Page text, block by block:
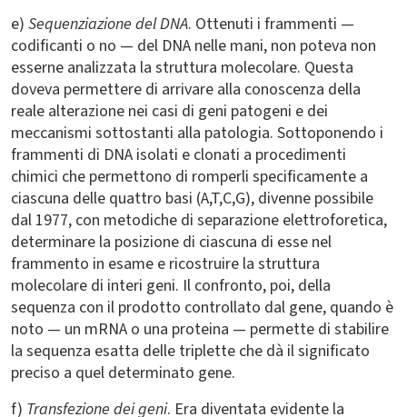
e) Sequenziazione del DNA. Ottenuti i frammenti —
codificanti o no — del DNA nelle mani, non poteva non
esserne analizzata la struttura molecolare. Questa
doveva permettere di arrivare alla conoscenza della
reale alterazione nei casi di geni patogeni e dei
meccanismi sottostanti alla patologia. Sottoponendo i
frammenti di DNA isolati e clonati a procedimenti
chimici che permettono di romperli specificamente a
ciascuna delle quattro basi (A,T,C,G), divenne possibile
dal 1977, con metodiche di separazione elettroforetica,
determinare la posizione di ciascuna di esse nel
frammento in esame e ricostruire la struttura
molecolare di interi geni. Il confronto, poi, della
sequenza con il prodotto controllato dal gene, quando è
noto — un mRNA o una proteina — permette di stabilire
la sequenza esatta delle triplette che dà il significato
preciso a quel determinato gene.
f) Transfezione dei geni. Era diventata evidente la